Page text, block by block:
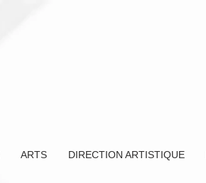
ARTS DIRECTION ARTISTIQUE